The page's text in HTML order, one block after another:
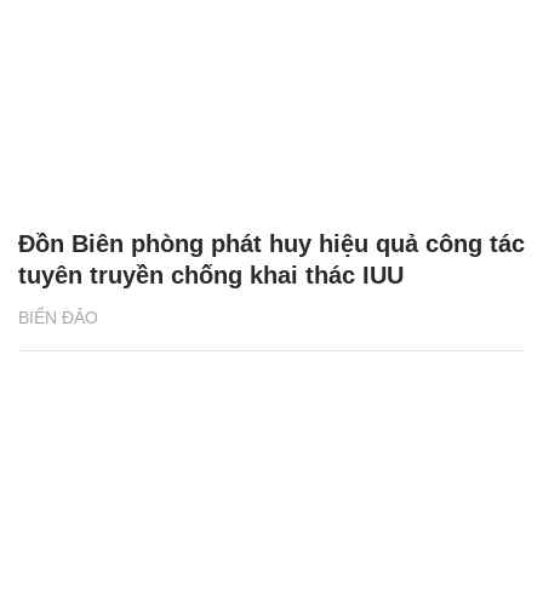
BIỂN ĐẢO
Đồn Biên phòng phát huy hiệu quả công tác
tuyên truyền chống khai thác IUU